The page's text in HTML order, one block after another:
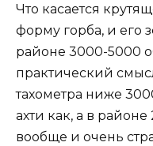
Что касается
форму горба, и его
районе 3000-5000
практический
тахометра ниже
ахти как, а в
вообще и очень